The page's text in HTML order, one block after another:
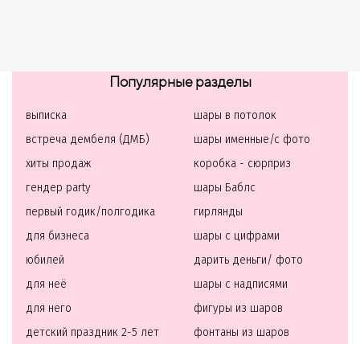
Популярные разделы
выписка
встреча дембеля (ДМБ)
хиты продаж
гендер party
первый годик/полгодика
для бизнеса
юбилей
для неё
для него
детский праздник 2-5 лет
шары в потолок
шары именные/с фото
коробка - сюрприз
шары Баблс
гирлянды
шары с цифрами
дарить деньги/ фото
шары с надписями
фигуры из шаров
фонтаны из шаров